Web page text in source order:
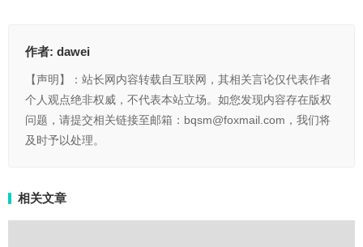
作者: dawei
【声明】：站长网内容转载自互联网，其相关言论仅代表作者
个人观点绝非权威，不代表本站立场。如您发现内容存在版权
问题，请提交相关链接至邮箱：bqsm@foxmail.com，我们将
及时予以处理。
相关文章